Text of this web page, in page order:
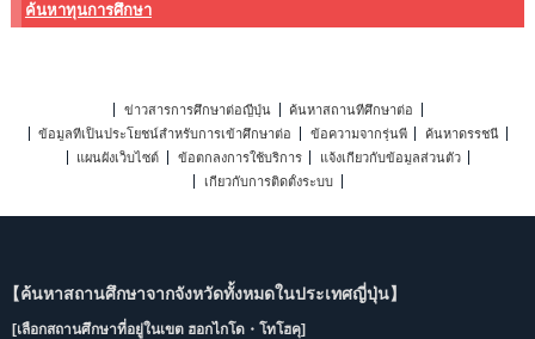
ค้นหาทุนการศึกษา
ข่าวสารการศึกษาต่อญี่ปุ่น
ค้นหาสถานที่ศึกษาต่อ
ข้อมูลที่เป็นประโยชน์สำหรับการเข้าศึกษาต่อ
ข้อความจากรุ่นพี่
ค้นหาดรรชนี
แผนผังเว็บไซต์
ข้อตกลงการใช้บริการ
แจ้งเกี่ยวกับข้อมูลส่วนตัว
เกี่ยวกับการติดตั้งระบบ
【ค้นหาสถานศึกษาจากจังหวัดทั้งหมดในประเทศญี่ปุ่น】
[เลือกสถานศึกษาที่อยู่ในเขต ฮอกไกโด・โทโฮคุ]